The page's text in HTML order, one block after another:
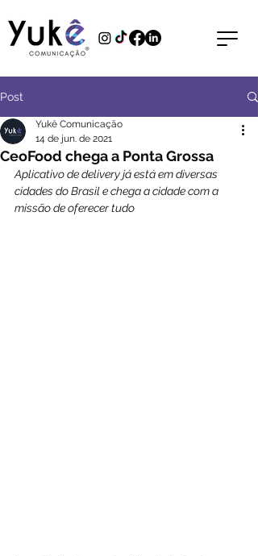
Post
CeoFood chega a Ponta Grossa
Yukê Comunicação
14 de jun. de 2021
Aplicativo de delivery já está em diversas
cidades do Brasil e chega a cidade com a
missão de oferecer tudo